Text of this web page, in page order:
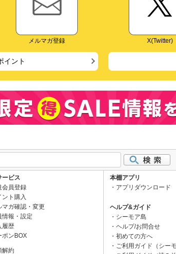
メルマガ登録 X(Twitter)
イント
ービス
会員登録
ント購入
マガ確認・変更
情報・設定
履歴
ポンBOX
解約
本棚アプリ
アプリダウンロード
ヘルプ&ガイド
シーモア島
ヘルプ/お問合せ
初めての方へ
ご利用ガイド（シーモ